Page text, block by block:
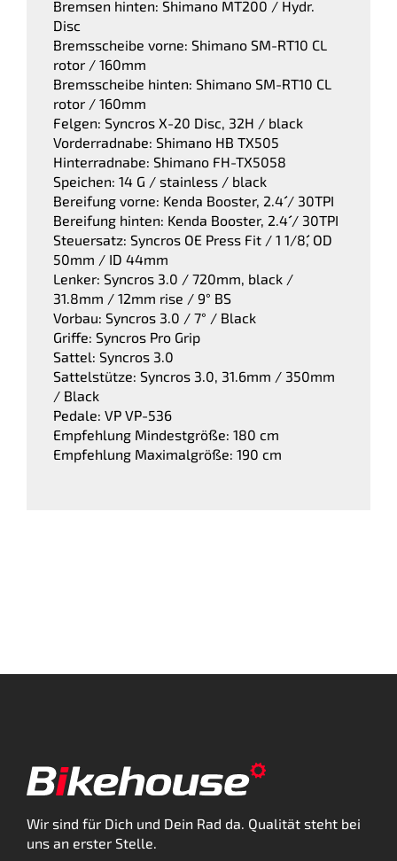
Bremsen hinten: Shimano MT200 / Hydr.
Disc
Bremsscheibe vorne: Shimano SM-RT10 CL
rotor / 160mm
Bremsscheibe hinten: Shimano SM-RT10 CL
rotor / 160mm
Felgen: Syncros X-20 Disc, 32H / black
Vorderradnabe: Shimano HB TX505
Hinterradnabe: Shimano FH-TX5058
Speichen: 14 G / stainless / black
Bereifung vorne: Kenda Booster, 2.4´´ / 30TPI
Bereifung hinten: Kenda Booster, 2.4´´ / 30TPI
Steuersatz: Syncros OE Press Fit / 1 1/8´´, OD
50mm / ID 44mm
Lenker: Syncros 3.0 / 720mm, black /
31.8mm / 12mm rise / 9° BS
Vorbau: Syncros 3.0 / 7° / Black
Griffe: Syncros Pro Grip
Sattel: Syncros 3.0
Sattelstütze: Syncros 3.0, 31.6mm / 350mm
/ Black
Pedale: VP VP-536
Empfehlung Mindestgröße: 180 cm
Empfehlung Maximalgröße: 190 cm
Wir sind für Dich und Dein Rad da. Qualität steht bei
uns an erster Stelle.